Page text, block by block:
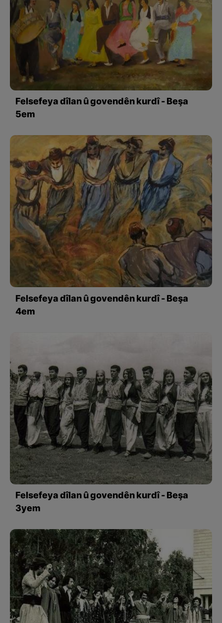
Felsefeya dîlan û govendên kurdî - Beşa
5em
Felsefeya dîlan û govendên kurdî - Beşa
4em
Felsefeya dîlan û govendên kurdî - Beşa
3yem